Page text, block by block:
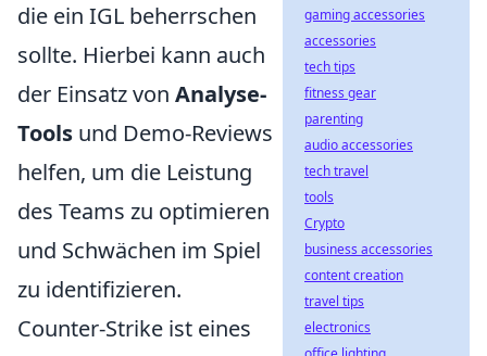
die ein IGL beherrschen
sollte. Hierbei kann auch
der Einsatz von Analyse-
Tools und Demo-Reviews
helfen, um die Leistung
des Teams zu optimieren
und Schwächen im Spiel
zu identifizieren.
Counter-Strike ist eines
gaming accessories
accessories
tech tips
fitness gear
parenting
audio accessories
tech travel
tools
Crypto
business accessories
content creation
travel tips
electronics